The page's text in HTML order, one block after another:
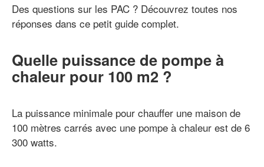
Des questions sur les PAC ? Découvrez toutes nos
réponses dans ce petit guide complet.
Quelle puissance de pompe à
chaleur pour 100 m2 ?
La puissance minimale pour chauffer une maison de
100 mètres carrés avec une pompe à chaleur est de 6
300 watts.